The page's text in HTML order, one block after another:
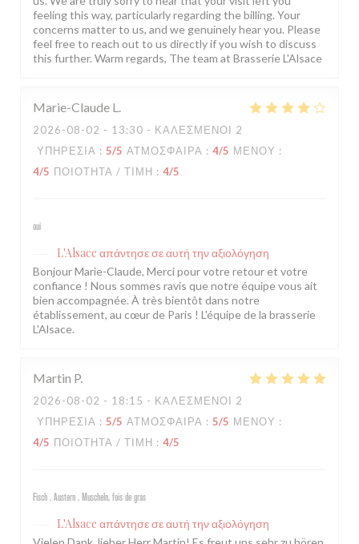
feeling this way, particularly regarding the billing. Your
concerns matter to us, and we genuinely hear you. Please
feel free to reach out to us directly if you wish to discuss
this further. Warm regards, The team at Brasserie L'Alsace
Marie-Claude L
2026-08-02 - 13:30 - ΚΑΛΕΣΜΈΝΟΙ 2
ΥΠΗΡΕΣΊΑ : 5/5 ΑΤΜΌΣΦΑΙΡΑ : 4/5 ΜΕΝΟΎ :
4/5 ΠΟΙΌΤΗΤΑ / ΤΙΜΉ : 4/5
oui
L'Alsace απάντησε σε αυτή την αξιολόγηση
Bonjour Marie-Claude, Merci pour votre retour et votre
confiance ! Nous sommes ravis que notre équipe vous ait
bien accompagnée. À très bientôt dans notre
établissement, au cœur de Paris ! L'équipe de la brasserie
L'Alsace.
Martin P
2026-08-02 - 18:15 - ΚΑΛΕΣΜΈΝΟΙ 2
ΥΠΗΡΕΣΊΑ : 5/5 ΑΤΜΌΣΦΑΙΡΑ : 5/5 ΜΕΝΟΎ :
4/5 ΠΟΙΌΤΗΤΑ / ΤΙΜΉ : 4/5
Fisch , Austern , Muscheln, fois de gras
L'Alsace απάντησε σε αυτή την αξιολόγηση